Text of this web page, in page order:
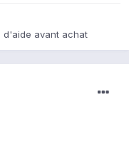
d'aide avant achat